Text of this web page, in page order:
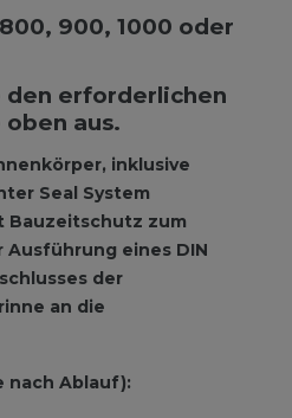
900, 1000 oder
erforderlichen
aus.
inklusive
Seal System
Bauzeitschutz zum
Ausführung eines DIN
der
an die
nach Ablauf):